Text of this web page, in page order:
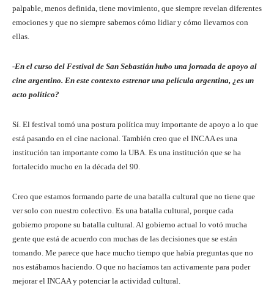
palpable, menos definida, tiene movimiento, que siempre revelan diferentes
emociones y que no siempre sabemos cómo lidiar y cómo llevarnos con
ellas.
-En el curso del Festival de San Sebastián hubo una jornada de apoyo al
cine argentino. En este contexto estrenar una película argentina, ¿es un
acto político?
Sí. El festival tomó una postura política muy importante de apoyo a lo que
está pasando en el cine nacional. También creo que el INCAA es una
institución tan importante como la UBA. Es una institución que se ha
fortalecido mucho en la década del 90.
Creo que estamos formando parte de una batalla cultural que no tiene que
ver solo con nuestro colectivo. Es una batalla cultural, porque cada
gobierno propone su batalla cultural. Al gobierno actual lo votó mucha
gente que está de acuerdo con muchas de las decisiones que se están
tomando. Me parece que hace mucho tiempo que había preguntas que no
nos estábamos haciendo. O que no hacíamos tan activamente para poder
mejorar el INCAA y potenciar la actividad cultural.